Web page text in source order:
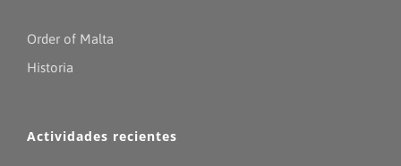
Order of Malta
Historia
Actividades recientes